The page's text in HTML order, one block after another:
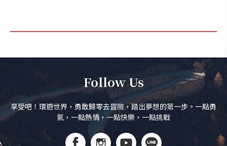
Follow Us
享受吧！環遊世界，勇敢歸零去冒險，踏出夢想的第一步。一點勇
氣，一點熱情，一點快樂，一點挑戰